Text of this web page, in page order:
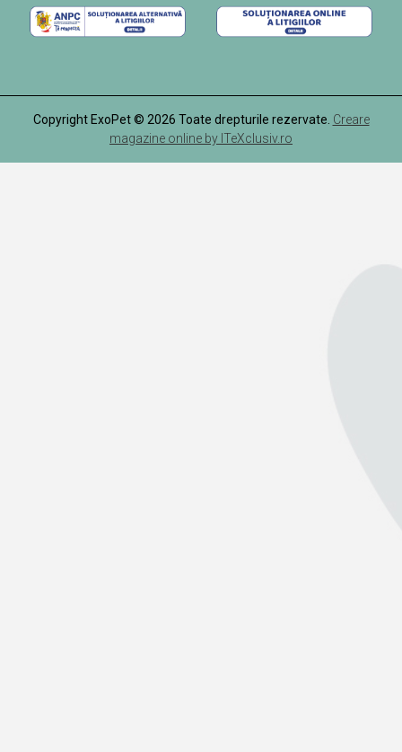
Copyright ExoPet © 2026 Toate drepturile rezervate. Creare
magazine online by ITeXclusiv.ro